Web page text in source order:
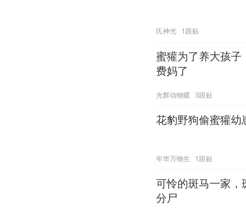
氏神光 1跟贴
蜜獾为了养大孩子
费妈了
光辉动物暖 3跟贴
花豹野狗偷蜜獾幼
年华万物生 1跟贴
可怜的斑马一家，
分尸